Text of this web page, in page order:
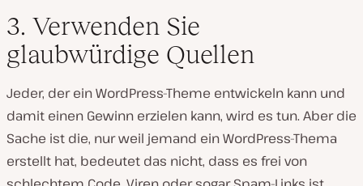
3. Verwenden Sie
glaubwürdige Quellen
Jeder, der ein WordPress-Theme entwickeln kann und
damit einen Gewinn erzielen kann, wird es tun. Aber die
Sache ist die, nur weil jemand ein WordPress-Thema
erstellt hat, bedeutet das nicht, dass es frei von